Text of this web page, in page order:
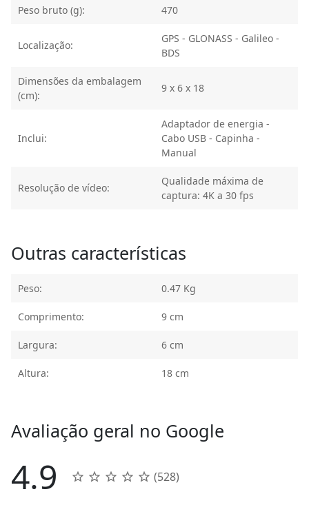
Peso bruto (g): 470
Localização:
GPS - GLONASS - Galileo -
BDS
Dimensões da embalagem
(cm):
9 x 6 x 18
Inclui:
Adaptador de energia -
Cabo USB - Capinha -
Manual
Resolução de vídeo:
Qualidade máxima de
captura: 4K a 30 fps
Outras características
Peso: 0.47 Kg
Comprimento: 9 cm
Largura: 6 cm
Altura: 18 cm
Avaliação geral no Google
4.9 (528)